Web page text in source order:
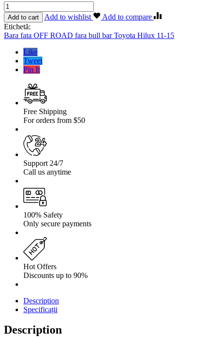
Cantitate
Bara
fata
OFF
ROAD
Toyota
Add to cart Add to wishlist
Add to compare
Etichetă:
Bara fata OFF ROAD fara bull bar Toyota Hilux 11-15
Like
Tweet
Pin It
Free Shipping
For orders from $50
Support 24/7
Call us anytime
100% Safety
Only secure payments
Hot Offers
Discounts up to 90%
Description
Specificații
Description